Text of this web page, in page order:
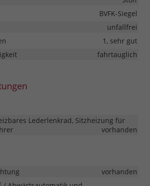
BVFK-Siegel
unfallfrei
1, sehr gut
fahrtauglich
Lederlenkrad, Sitzheizung für
vorhanden
vorhanden